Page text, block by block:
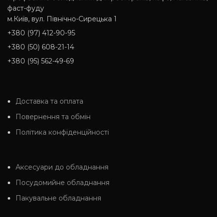
фаст-фуду
м.Київ, вул. Північно-Сирецька 1
+380 (97) 412-90-95
+380 (50) 608-21-14
+380 (95) 562-49-69
Доставка та оплата
Повернення та обмін
Політика конфіденційності
Аксесуари до обладнання
Посудомийне обладнання
Пакувальне обладнання